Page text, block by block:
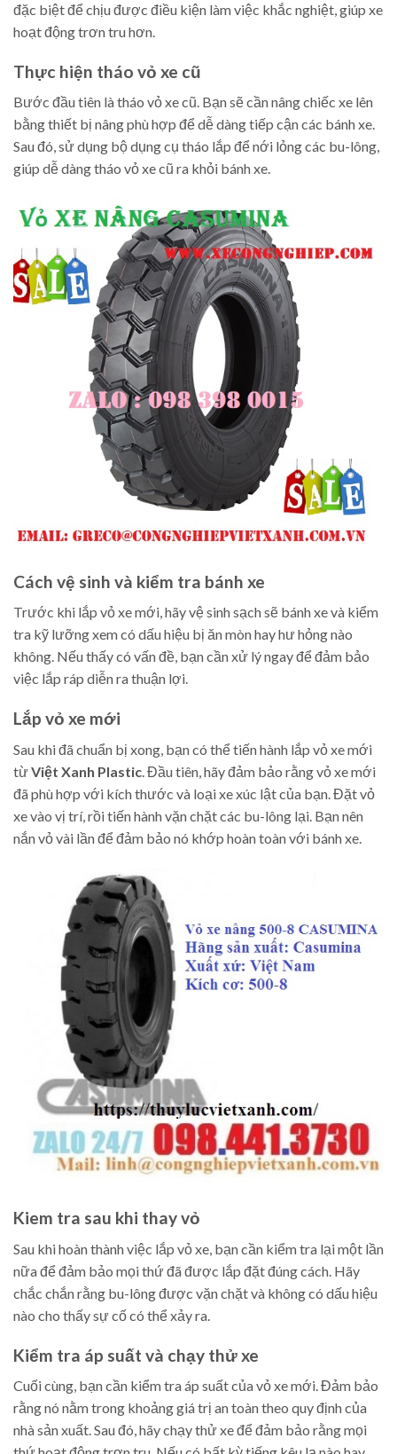
đặc biệt để chịu được điều kiện làm việc khắc nghiệt, giúp xe
hoạt động trơn tru hơn.
Thực hiện tháo vỏ xe cũ
Bước đầu tiên là tháo vỏ xe cũ. Bạn sẽ cần nâng chiếc xe lên
bằng thiết bị nâng phù hợp để dễ dàng tiếp cận các bánh xe.
Sau đó, sử dụng bộ dụng cụ tháo lắp để nới lỏng các bu-lông,
giúp dễ dàng tháo vỏ xe cũ ra khỏi bánh xe.
Cách vệ sinh và kiểm tra bánh xe
Trước khi lắp vỏ xe mới, hãy vệ sinh sạch sẽ bánh xe và kiểm
tra kỹ lưỡng xem có dấu hiệu bị ăn mòn hay hư hỏng nào
không. Nếu thấy có vấn đề, bạn cần xử lý ngay để đảm bảo
việc lắp ráp diễn ra thuận lợi.
Lắp vỏ xe mới
Sau khi đã chuẩn bị xong, bạn có thể tiến hành lắp vỏ xe mới
từViệt Xanh Plastic . Đầu tiên, hãy đảm bảo rằng vỏ xe mới
đã phù hợp với kích thước và loại xe xúc lật của bạn. Đặt vỏ
xe vào vị trí, rồi tiến hành vặn chặt các bu-lông lại. Bạn nên
nắn vỏ vài lần để đảm bảo nó khớp hoàn toàn với bánh xe.
Kiem tra sau khi thay vỏ
Sau khi hoàn thành việc lắp vỏ xe, bạn cần kiểm tra lại một lần
nữa để đảm bảo mọi thứ đã được lắp đặt đúng cách. Hãy
chắc chắn rằng bu-lông được vặn chặt và không có dấu hiệu
nào cho thấy sự cố có thể xảy ra.
Kiểm tra áp suất và chạy thử xe
Cuối cùng, bạn cần kiểm tra áp suất của vỏ xe mới. Đảm bảo
rằng nó nằm trong khoảng giá trị an toàn theo quy định của
nhà sản xuất. Sau đó, hãy chạy thử xe để đảm bảo rằng mọi